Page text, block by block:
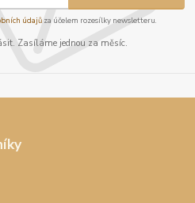
údajůza účelem rozesílky newsletteru.
Zasíláme jednou za měsíc.